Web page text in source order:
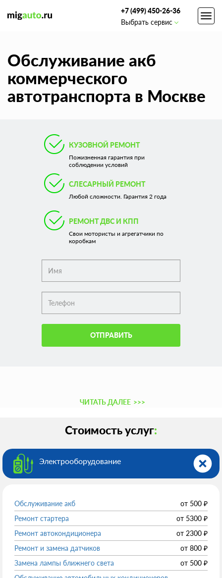
+7 (499) 450-26-36
Выбрать сервис
Обслуживание акб
коммерческого
автотранспорта в Москве
КУЗОВНОЙ РЕМОНТ
Пожизненная гарантия при
соблюдении условий
СЛЕСАРНЫЙ РЕМОНТ
Любой сложности. Гарантия 2 года
РЕМОНТ ДВС И КПП
Свои мотористы и агрегатчики по
коробкам
ОТПРАВИТЬ
ЧИТАТЬ ДАЛЕЕ >>>
Стоимость услуг:
Электрооборудованиe
Обслуживание акб от 500 ₽
Ремонт стартера
от 5300 ₽
Ремонт автокондиционера
от 2300 ₽
Ремонт и замена датчиков
от 800 ₽
Замена лампы ближнего света
от 500 ₽